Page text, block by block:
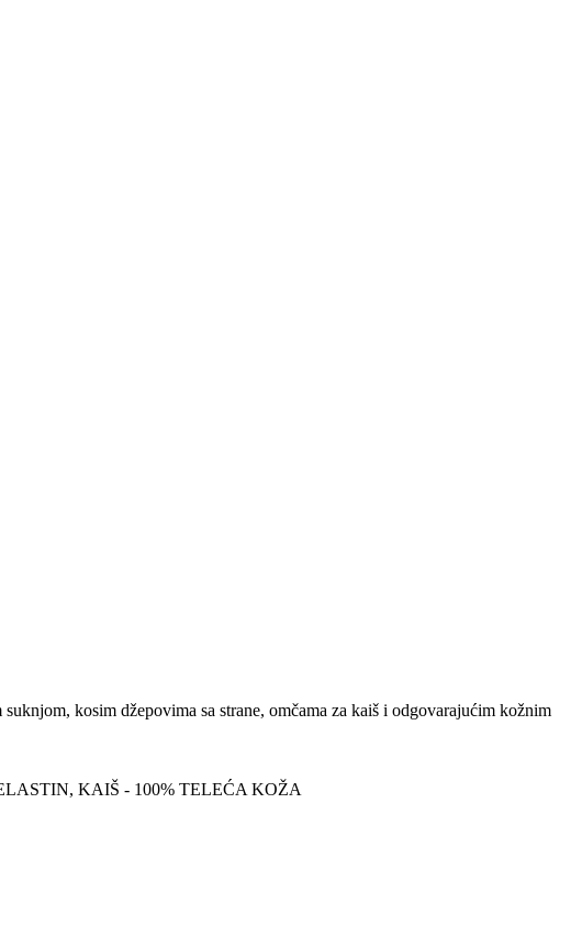
kosim džepovima sa strane, omčama za kaiš i odgovarajućim kožnim
KAIŠ - 100% TELEĆA KOŽA